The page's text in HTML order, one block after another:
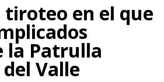
en el que
la Patrulla
Valle